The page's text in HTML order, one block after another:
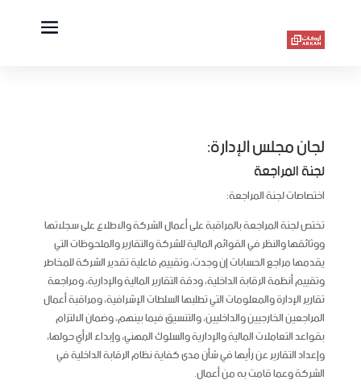
لجان مجلس الإدارة:
لجنة المراجعة
اختصاصات لجنة المراجعة:
تختص لجنة المراجعة بالمراقبة على أعمال الشركة والاطلاع على سجلاتها
ووثائقها والنظر في القوائم المالية للشركة والتقارير والملحوظات التي
يقدمها مراجع الحسابات إن وجدت، وتقييم فاعلية تقدير الشركة للمخاطر
وتقييم أنظمة الرقابة الداخلية، ودقة التقارير المالية والإدارية، ومراجعة
تقارير الإدارة والمعلومات التي تطلبها السلطات الإشرافية، ومراقبة أعمال
المراجعين الخارجيين والداخليين، والتنسيق فيما بينهم، وضمان الالتزام
بقواعد التعاملات المالية والإدارية والسلوك المهني، وإبداء الرأي حولها،
وإعداد التقارير عن رأيها في شأن مدى كفاية نظام الرقابة الداخلية في
الشركة وعما قامت به من أعمال.